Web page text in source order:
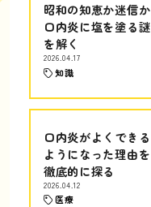
昭和の知恵か迷信か
口内炎に塩を塗る謎
を解く
2026.04.17
知識
口内炎がよくできる
ようになった理由を
徹底的に探る
2026.04.12
医療